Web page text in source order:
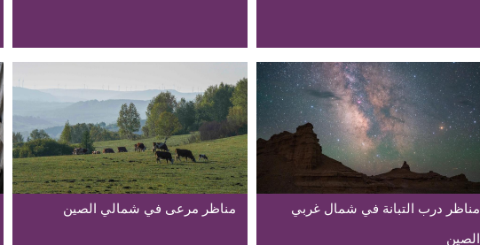
مناظر درب التبانة في شمال غربي
الصين
مناظر مرعى في شمالي الصين